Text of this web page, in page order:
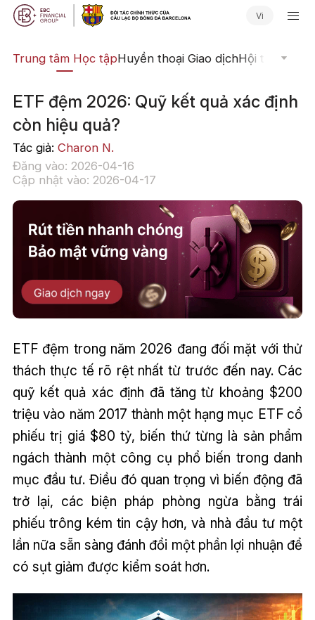
Vi
Trung tâm Học tậpHuyền thoại Giao dịchHội thảo
ETF đệm 2026: Quỹ kết quả xác định
còn hiệu quả?
Tác giả: Charon N.
Đăng vào: 2026-04-16
Cập nhật vào: 2026-04-17
ETF đệm trong năm 2026 đang đối mặt với thử
thách thực tế rõ rệt nhất từ trước đến nay. Các
quỹ kết quả xác định đã tăng từ khoảng $200
triệu vào năm 2017 thành một hạng mục ETF cổ
phiếu trị giá $80 tỷ, biến thứ từng là sản phẩm
ngách thành một công cụ phổ biến trong danh
mục đầu tư. Điều đó quan trọng vì biến động đã
trở lại, các biện pháp phòng ngừa bằng trái
phiếu trông kém tin cậy hơn, và nhà đầu tư một
lần nữa sẵn sàng đánh đổi một phần lợi nhuận để
có sụt giảm được kiểm soát hơn.